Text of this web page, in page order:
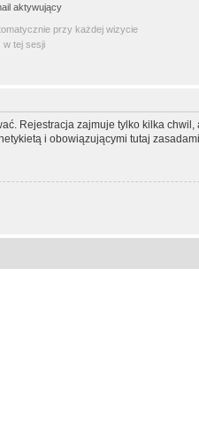
aktywujący
przy każdej wizycie
w tej sesji
Rejestracja zajmuje tylko kilka
i obowiązującymi tutaj